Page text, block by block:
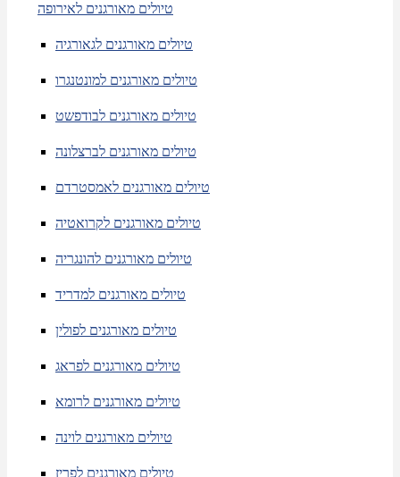
טיולים מאורגנים לאירופה
טיולים מאורגנים לגאורגיה
טיולים מאורגנים למונטנגרו
טיולים מאורגנים לבודפשט
טיולים מאורגנים לברצלונה
טיולים מאורגנים לאמסטרדם
טיולים מאורגנים לקרואטיה
טיולים מאורגנים להונגריה
טיולים מאורגנים למדריד
טיולים מאורגנים לפולין
טיולים מאורגנים לפראג
טיולים מאורגנים לרומא
טיולים מאורגנים לוינה
טיולים מאורגנים לפריז